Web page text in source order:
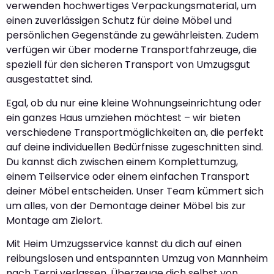
verwenden hochwertiges Verpackungsmaterial, um
einen zuverlässigen Schutz für deine Möbel und
persönlichen Gegenstände zu gewährleisten. Zudem
verfügen wir über moderne Transportfahrzeuge, die
speziell für den sicheren Transport von Umzugsgut
ausgestattet sind.
Egal, ob du nur eine kleine Wohnungseinrichtung oder
ein ganzes Haus umziehen möchtest – wir bieten
verschiedene Transportmöglichkeiten an, die perfekt
auf deine individuellen Bedürfnisse zugeschnitten sind.
Du kannst dich zwischen einem Komplettumzug,
einem Teilservice oder einem einfachen Transport
deiner Möbel entscheiden. Unser Team kümmert sich
um alles, von der Demontage deiner Möbel bis zur
Montage am Zielort.
Mit Heim Umzugsservice kannst du dich auf einen
reibungslosen und entspannten Umzug von Mannheim